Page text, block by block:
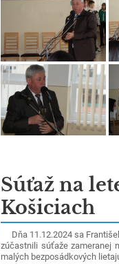
Súťaž na
Košiciach
Dňa 11.12.2024 sa
zúčastnili súťaže zameranej
malých bezposádkových